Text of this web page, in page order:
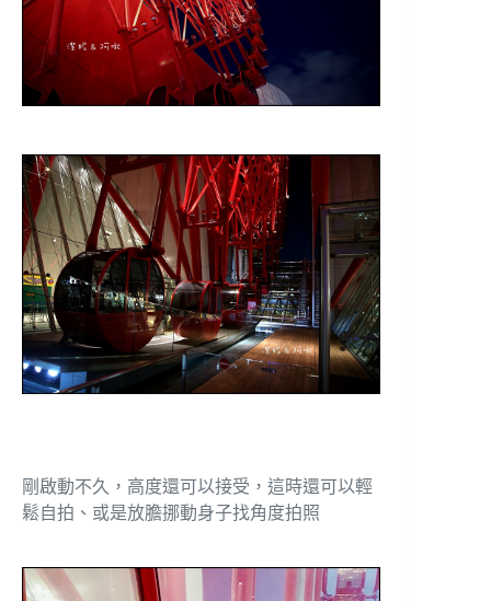
剛啟動不久，高度還可以接受，這時還可以輕
鬆自拍、或是放膽挪動身子找角度拍照